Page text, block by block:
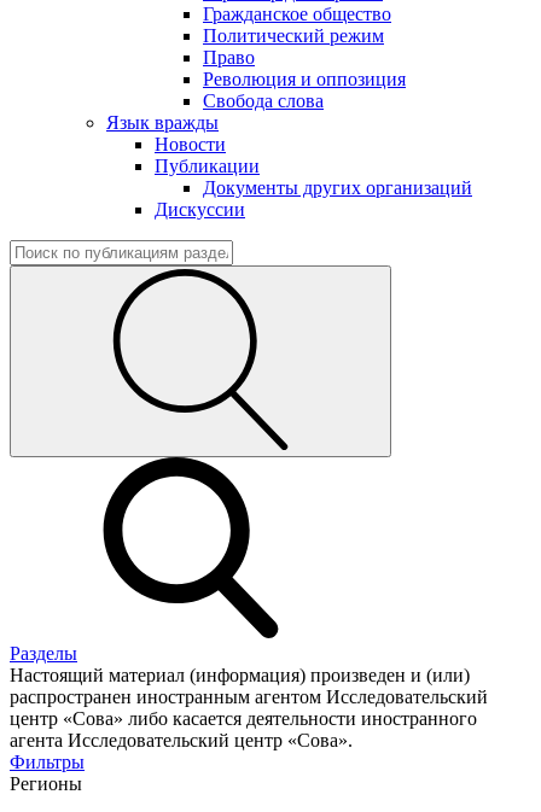
Гражданское общество
Политический режим
Право
Революция и оппозиция
Свобода слова
Язык вражды
Новости
Публикации
Документы других организаций
Дискуссии
Разделы
Настоящий материал (информация) произведен и (или)
распространен иностранным агентом Исследовательский
центр «Сова» либо касается деятельности иностранного
агента Исследовательский центр «Сова».
Фильтры
Регионы